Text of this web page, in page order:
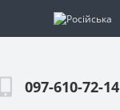
097-610-72-14